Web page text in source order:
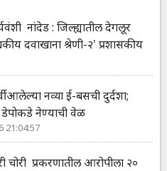
नांदेड : जिल्ह्यातील देगलूर
दवाखाना श्रेणी-२' प्रशासकीय
आलेल्या नव्या ई-बसची दुर्दशा;
डेपोकडे नेण्याची वेळ
21:04:57
चोरी प्रकरणातील आरोपीला २०